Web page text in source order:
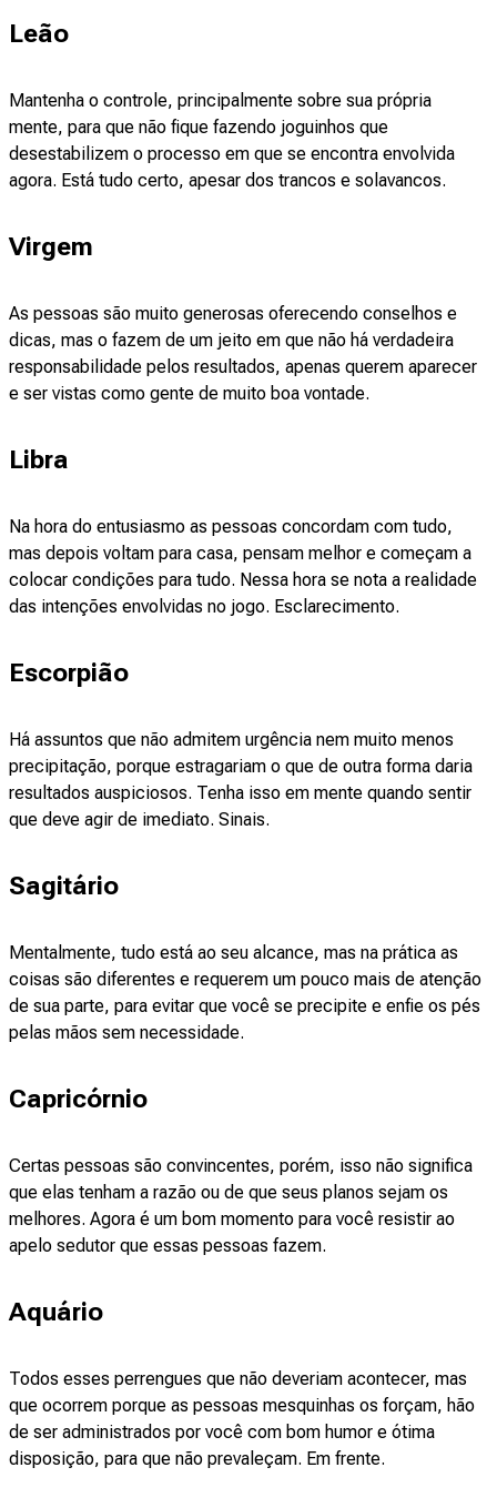
Leão
Mantenha o controle, principalmente sobre sua própria
mente, para que não fique fazendo joguinhos que
desestabilizem o processo em que se encontra envolvida
agora. Está tudo certo, apesar dos trancos e solavancos.
Virgem
As pessoas são muito generosas oferecendo conselhos e
dicas, mas o fazem de um jeito em que não há verdadeira
responsabilidade pelos resultados, apenas querem aparecer
e ser vistas como gente de muito boa vontade.
Libra
Na hora do entusiasmo as pessoas concordam com tudo,
mas depois voltam para casa, pensam melhor e começam a
colocar condições para tudo. Nessa hora se nota a realidade
das intenções envolvidas no jogo. Esclarecimento.
Escorpião
Há assuntos que não admitem urgência nem muito menos
precipitação, porque estragariam o que de outra forma daria
resultados auspiciosos. Tenha isso em mente quando sentir
que deve agir de imediato. Sinais.
Sagitário
Mentalmente, tudo está ao seu alcance, mas na prática as
coisas são diferentes e requerem um pouco mais de atenção
de sua parte, para evitar que você se precipite e enfie os pés
pelas mãos sem necessidade.
Capricórnio
Certas pessoas são convincentes, porém, isso não significa
que elas tenham a razão ou de que seus planos sejam os
melhores. Agora é um bom momento para você resistir ao
apelo sedutor que essas pessoas fazem.
Aquário
Todos esses perrengues que não deveriam acontecer, mas
que ocorrem porque as pessoas mesquinhas os forçam, hão
de ser administrados por você com bom humor e ótima
disposição, para que não prevaleçam. Em frente.